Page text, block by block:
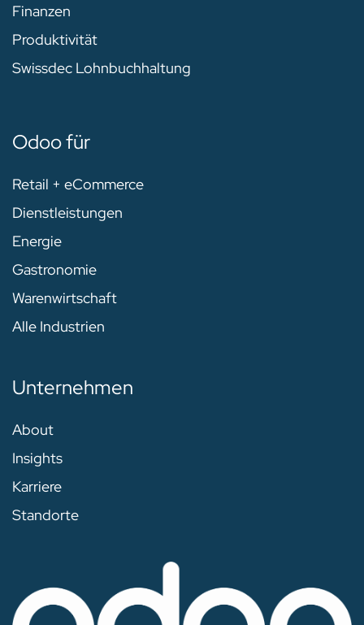
Finanzen
Produktivität
Swissdec Lohnbuchhaltung
Odoo für
Retail + eCommerce
Dienstleistungen
Energie
Gastronomie
Warenwirtschaft
Alle Industrien
Unternehmen
About
Insights
Karriere
Standorte